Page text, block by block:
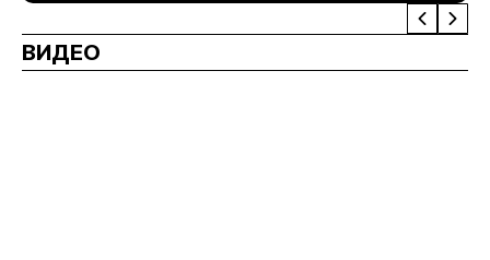
ВИДЕО